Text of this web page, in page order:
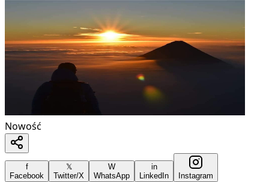
Nowość
f
Facebook
𝕏
Twitter/X
W
WhatsApp
in
LinkedIn
Instagram